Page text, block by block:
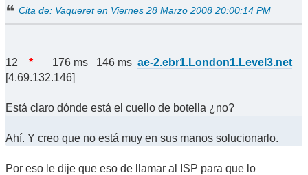
Cita de: Vaqueret en Viernes 28 Marzo 2008 20:00:14 PM
12 * 176 ms 146 ms ae-2.ebr1.London1.Level3.net
[4.69.132.146]
Está claro dónde está el cuello de botella ¿no?
Ahí. Y creo que no está muy en sus manos solucionarlo.
Por eso le dije que eso de llamar al ISP para que lo